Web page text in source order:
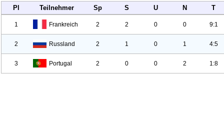
Pl Teilnehmer Sp S U N T
1 Frankreich 2 2 0 0 9:1
2 Russland 2 1 0 1 4:5
3 Portugal 2 0 0 2 1:8